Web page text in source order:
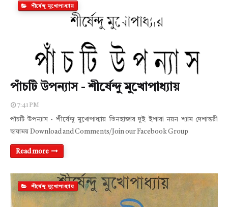
শীর্ষেন্দু মুখোপাধ্যায়
পাঁচটি উপন্যাস - শীর্ষেন্দু মুখোপাধ্যায়
7:41 PM
পাঁচটি উপন্যাস - শীর্ষেন্দু মুখোপাধ্যায় তিনহাজার দুই ইশারা নয়ন শ্যাম দেশান্তরী
ছায়াময় Download and Comments/Join our Facebook Group
Read more
শীর্ষেন্দু মুখোপাধ্যায়